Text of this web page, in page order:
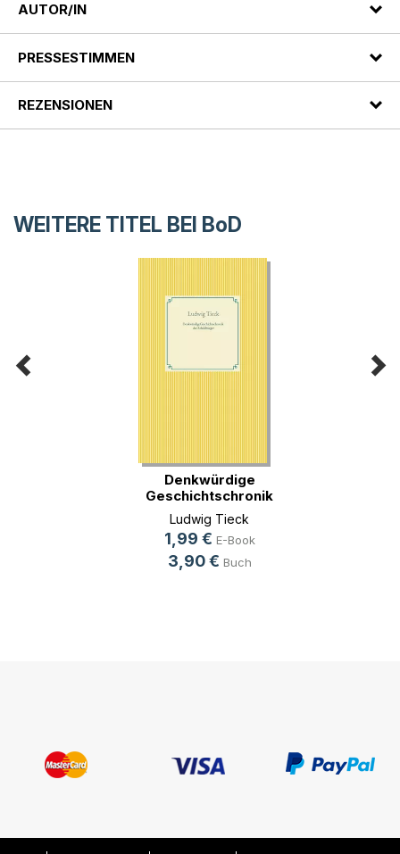
AUTOR/IN
PRESSESTIMMEN
REZENSIONEN
WEITERE TITEL BEI BoD
Denkwürdige
Geschichtschronik
der (...)
Ludwig Tieck
1,99 € E-Book
3,90 € Buch